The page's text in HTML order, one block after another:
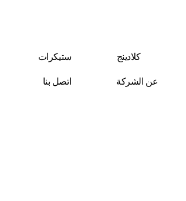
ستيكرات كلادينج
اتصل بنا عن الشركة